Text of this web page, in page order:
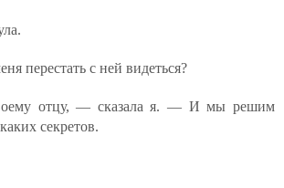
перестать с ней видеться?
отцу, — сказала я. — И мы решим
секретов.